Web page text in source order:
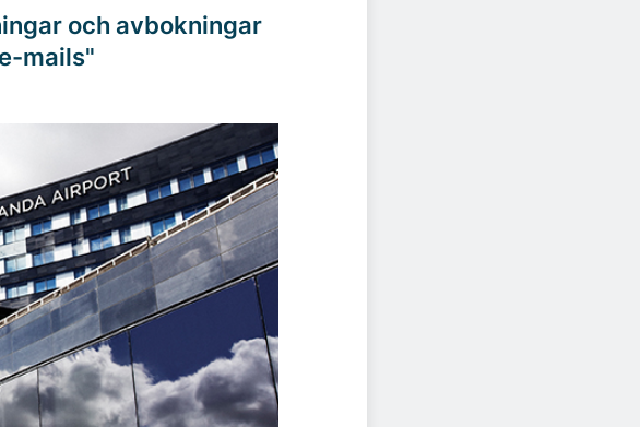
och avbokningar
mails"